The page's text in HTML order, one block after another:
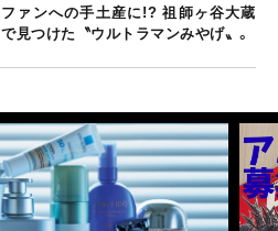
ファンへの手土産に!? 祖師ヶ谷大蔵
で見つけた〝ウルトラマンみやげ〟。